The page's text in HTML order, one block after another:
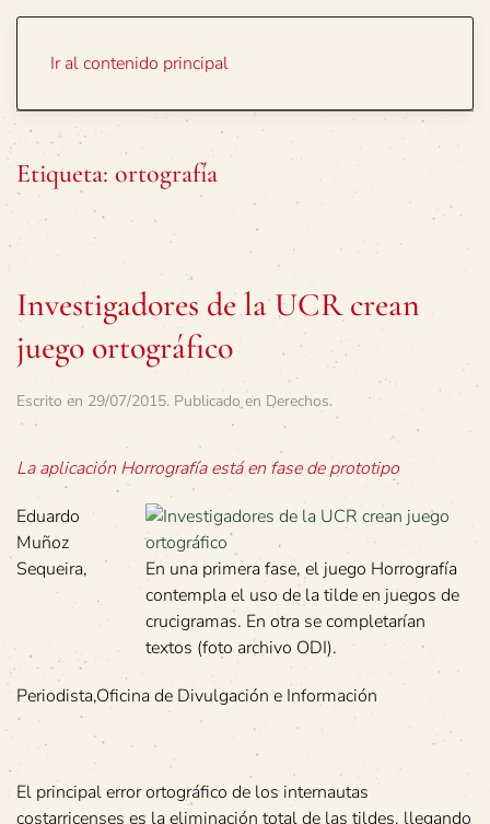
Ir al contenido principal
Etiqueta: ortografía
Investigadores de la UCR crean
juego ortográfico
Escrito en 29/07/2015. Publicado en Derechos.
La aplicación Horrografía está en fase de prototipo
En una primera fase, el juego Horrografía
contempla el uso de la tilde en juegos de
crucigramas. En otra se completarían
textos (foto archivo ODI).
Eduardo
Muñoz
Sequeira,
Periodista,Oficina de Divulgación e Información
El principal error ortográfico de los internautas
costarricenses es la eliminación total de las tildes, llegando